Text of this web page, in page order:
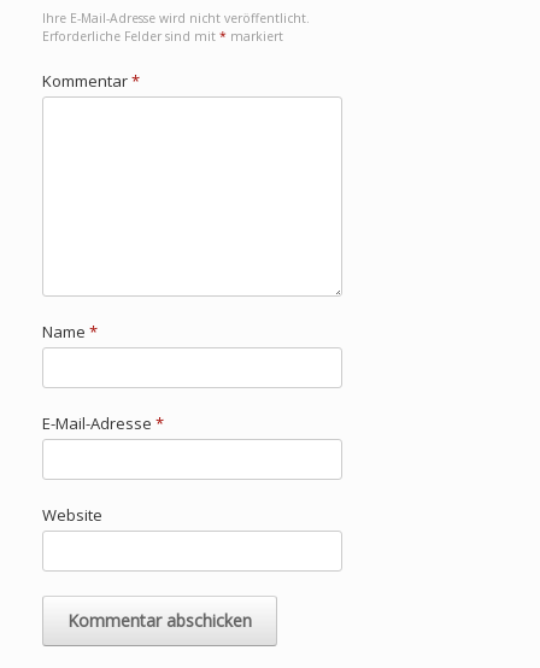
Ihre E-Mail-Adresse wird nicht veröffentlicht.
Erforderliche Felder sind mit * markiert
Kommentar*
Name *
E-Mail-Adresse *
Website